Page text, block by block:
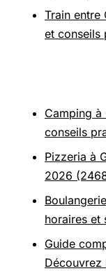
Train entre
et conseils
Camping
conseils
Pizzeria à
2026
horaires et
Guide
Découvrez